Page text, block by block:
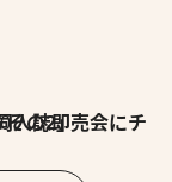
チャレンジ その2」